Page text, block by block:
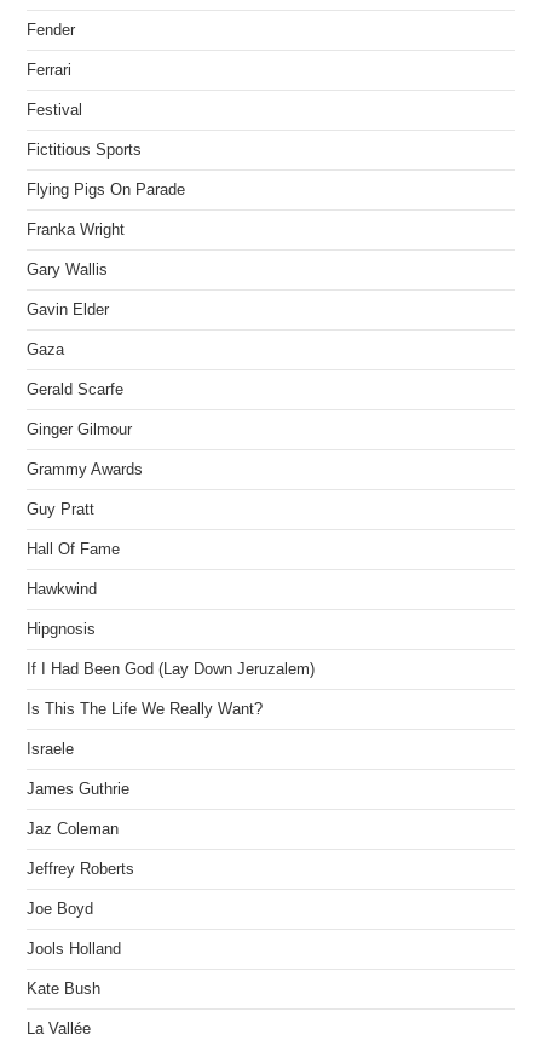
Fender
Ferrari
Festival
Fictitious Sports
Flying Pigs On Parade
Franka Wright
Gary Wallis
Gavin Elder
Gaza
Gerald Scarfe
Ginger Gilmour
Grammy Awards
Guy Pratt
Hall Of Fame
Hawkwind
Hipgnosis
If I Had Been God (Lay Down Jeruzalem)
Is This The Life We Really Want?
Israele
James Guthrie
Jaz Coleman
Jeffrey Roberts
Joe Boyd
Jools Holland
Kate Bush
La Vallée